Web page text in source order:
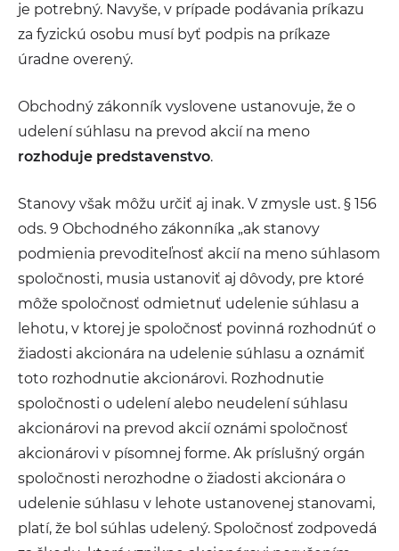
je potrebný. Navyše, v prípade podávania príkazu
za fyzickú osobu musí byť podpis na príkaze
úradne overený.
Obchodný zákonník vyslovene ustanovuje, že o
udelení súhlasu na prevod akcií na meno
rozhoduje predstavenstvo.
Stanovy však môžu určiť aj inak. V zmysle ust. § 156
ods. 9 Obchodného zákonníka „ak stanovy
podmienia prevoditeľnosť akcií na meno súhlasom
spoločnosti, musia ustanoviť aj dôvody, pre ktoré
môže spoločnosť odmietnuť udelenie súhlasu a
lehotu, v ktorej je spoločnosť povinná rozhodnúť o
žiadosti akcionára na udelenie súhlasu a oznámiť
toto rozhodnutie akcionárovi. Rozhodnutie
spoločnosti o udelení alebo neudelení súhlasu
akcionárovi na prevod akcií oznámi spoločnosť
akcionárovi v písomnej forme. Ak príslušný orgán
spoločnosti nerozhodne o žiadosti akcionára o
udelenie súhlasu v lehote ustanovenej stanovami,
platí, že bol súhlas udelený. Spoločnosť zodpovedá